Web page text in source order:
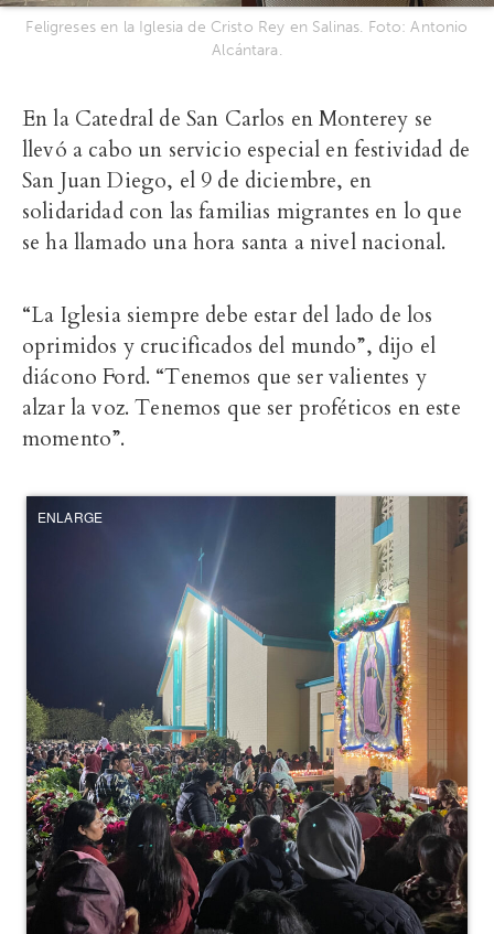
Feligreses en la Iglesia de Cristo Rey en Salinas. Foto: Antonio
Alcántara.
En la Catedral de San Carlos en Monterey se
llevó a cabo un servicio especial en festividad de
San Juan Diego, el 9 de diciembre, en
solidaridad con las familias migrantes en lo que
se ha llamado una hora santa a nivel nacional.
“La Iglesia siempre debe estar del lado de los
oprimidos y crucificados del mundo”, dijo el
diácono Ford. “Tenemos que ser valientes y
alzar la voz. Tenemos que ser proféticos en este
momento”.
ENLARGE